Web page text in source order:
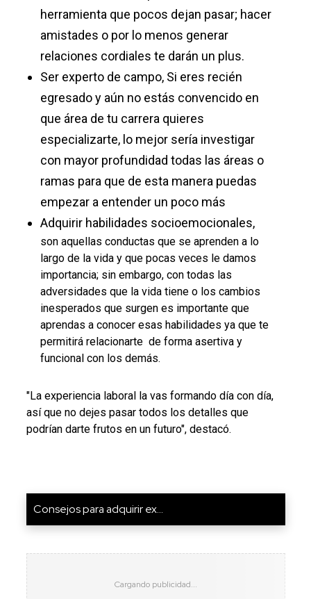
herramienta que pocos dejan pasar; hacer
amistades o por lo menos generar
relaciones cordiales te darán un plus.
Ser experto de campo, Si eres recién
egresado y aún no estás convencido en
que área de tu carrera quieres
especializarte, lo mejor sería investigar
con mayor profundidad todas las áreas o
ramas para que de esta manera puedas
empezar a entender un poco más
Adquirir habilidades socioemocionales,
son aquellas conductas que se aprenden a lo
largo de la vida y que pocas veces le damos
importancia; sin embargo, con todas las
adversidades que la vida tiene o los cambios
inesperados que surgen es importante que
aprendas a conocer esas habilidades ya que te
permitirá relacionarte de forma asertiva y
funcional con los demás.
"La experiencia laboral la vas formando día con día,
así que no dejes pasar todos los detalles que
podrían darte frutos en un futuro", destacó.
Consejos para adquirir ex...